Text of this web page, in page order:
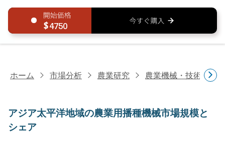
4750
ホーム 市場分析 農業研究 農業機械・技術研究
アジア太平洋地域の農業用播種機械市場規模と
シェア